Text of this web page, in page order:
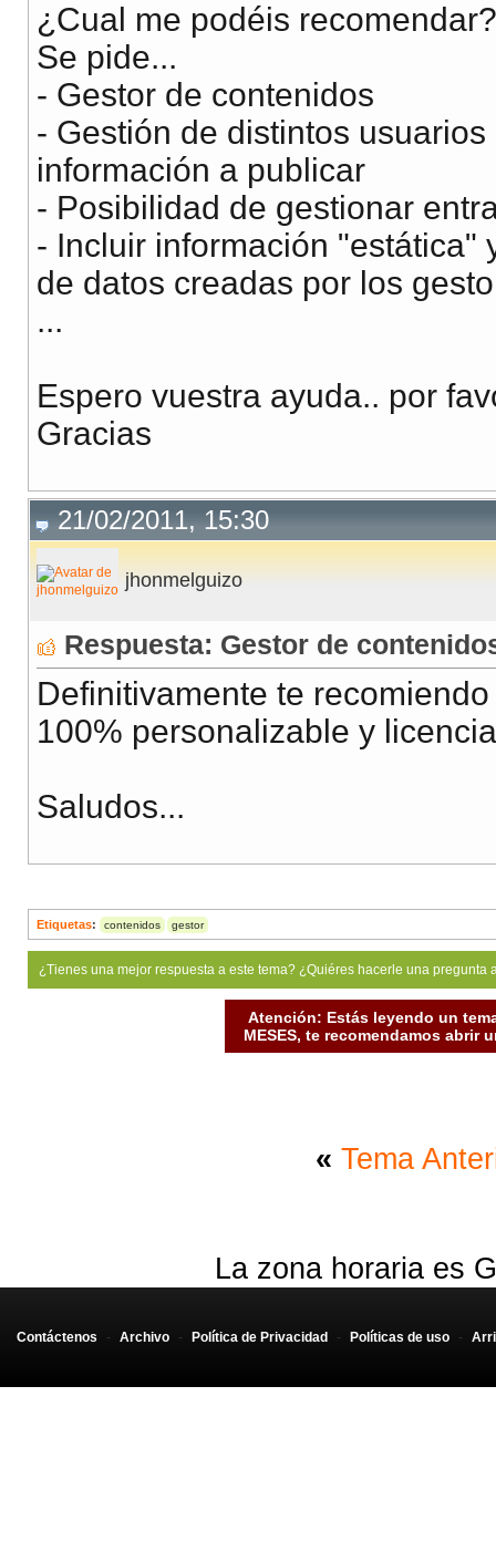
¿Cual me podéis recomendar?
Se pide...
- Gestor de contenidos
- Gestión de distintos
información a publicar
- Posibilidad de gestionar
- Incluir información "estática"
de datos creadas por los
...
Espero vuestra ayuda.. por
Gracias
21/02/2011, 15:30
jhonmelguizo
Respuesta: Gestor de
Definitivamente te
100% personalizable y
Saludos...
Etiquetas: contenidos gestor
¿Tienes una mejor respuesta a este tema? ¿Quiéres hacerle una
Atención: Estás leyendo un
MESES, te recomendamos abrir
« Tema
La zona horaria es
Contáctenos - Archivo - Política de Privacidad - Políticas de uso -